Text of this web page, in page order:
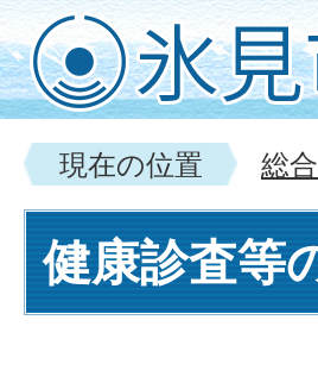
現在の位置 総
健康診査等